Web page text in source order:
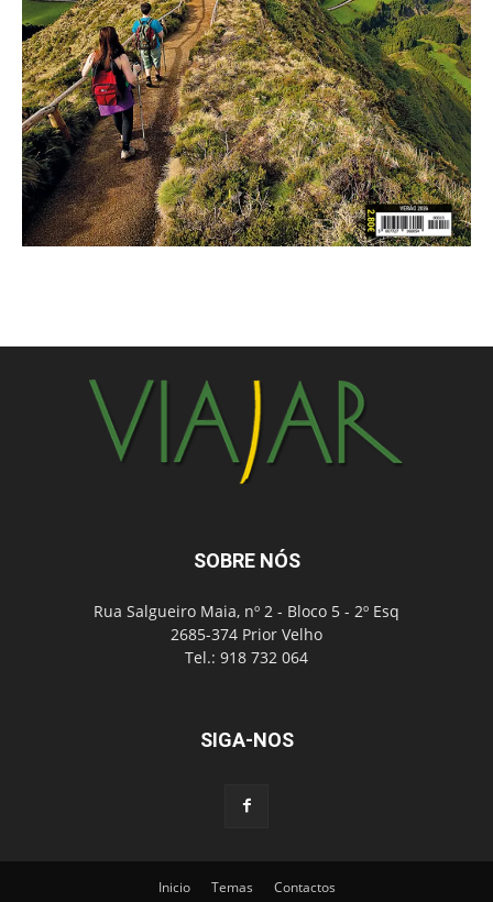
SOBRE NÓS
Rua Salgueiro Maia, nº 2 - Bloco 5 - 2º Esq
2685-374 Prior Velho
Tel.: 918 732 064
SIGA-NOS
Inicio Temas Contactos